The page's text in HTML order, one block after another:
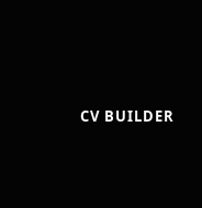
CV BUILDER